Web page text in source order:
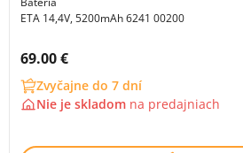
ETA 14,4V, 5200mAh 6241 00200
Cena s DPH:
69.00 €
Zvyčajne do 7 dní
Nie je skladom na predajniach